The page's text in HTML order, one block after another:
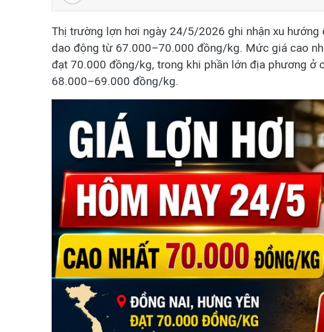
Thị trường lợn hơi ngày 24/5/2026 ghi nhận xu hướng
dao động từ 67.000–70.000 đồng/kg. Mức giá cao
đạt 70.000 đồng/kg, trong khi phần lớn địa phương ở
68.000–69.000 đồng/kg.